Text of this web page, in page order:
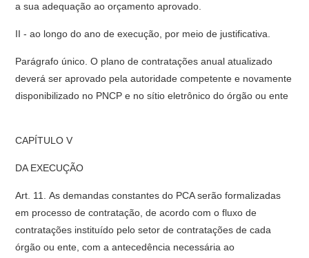
a sua adequação ao orçamento aprovado.
II - ao longo do ano de execução, por meio de justificativa.
Parágrafo único. O plano de contratações anual atualizado
deverá ser aprovado pela autoridade competente e novamente
disponibilizado no PNCP e no sítio eletrônico do órgão ou ente
CAPÍTULO V
DA EXECUÇÃO
Art. 11. As demandas constantes do PCA serão formalizadas
em processo de contratação, de acordo com o fluxo de
contratações instituído pelo setor de contratações de cada
órgão ou ente, com a antecedência necessária ao